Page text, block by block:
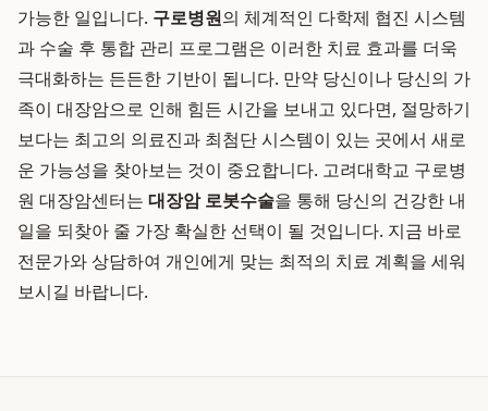
가능한 일입니다. 구로병원의 체계적인 다학제 협진 시스템
과 수술 후 통합 관리 프로그램은 이러한 치료 효과를 더욱
극대화하는 든든한 기반이 됩니다. 만약 당신이나 당신의 가
족이 대장암으로 인해 힘든 시간을 보내고 있다면, 절망하기
보다는 최고의 의료진과 최첨단 시스템이 있는 곳에서 새로
운 가능성을 찾아보는 것이 중요합니다. 고려대학교 구로병
원 대장암센터는 대장암 로봇수술을 통해 당신의 건강한 내
일을 되찾아 줄 가장 확실한 선택이 될 것입니다. 지금 바로
전문가와 상담하여 개인에게 맞는 최적의 치료 계획을 세워
보시길 바랍니다.